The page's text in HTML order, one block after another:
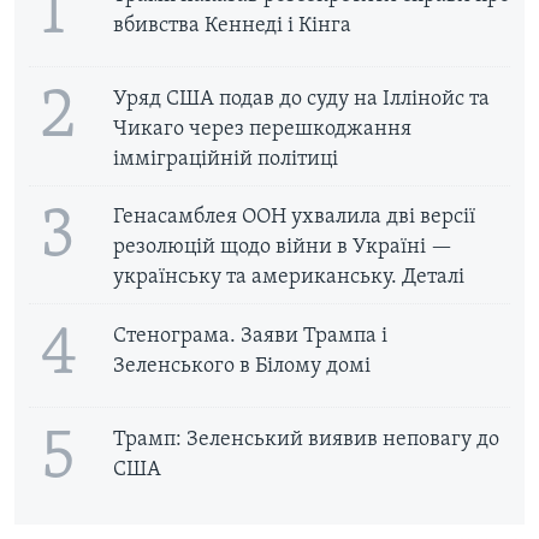
СУСПІЛЬСТВО
ІСТОРІЇ УСПІХУ УКРАЇНЦІВ
ЧАС-TIME
БРИФІНГ ГОЛОСУ АМЕРИКИ
СТУДІЯ ВАШИНГТОН
ВІКНО В АМЕРИКУ
ПРАЙМ-ТАЙМ
ENGLISH
Learning English
МИ В СОЦМЕРЕЖАХ
Мови
1
вбивства Кеннеді і Кінга
2
Уряд США подав до суду на Іллінойс та
Чикаго через перешкоджання
імміграційній політиці
3
Генасамблея ООН ухвалила дві версії
резолюцій щодо війни в Україні —
українську та американську. Деталі
4
Стенограма. Заяви Трампа і
Зеленського в Білому домі
5
Трамп: Зеленський виявив неповагу до
США